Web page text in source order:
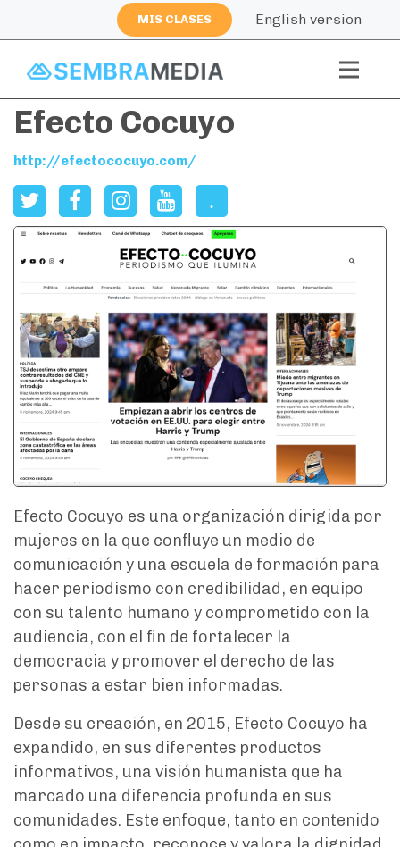
MIS CLASES English version
Efecto Cocuyo
http://efectococuyo.com/
.
Efecto Cocuyo es una organización dirigida por
mujeres en la que confluye un medio de
comunicación y una escuela de formación para
hacer periodismo con credibilidad, en equipo
con su talento humano y comprometido con la
audiencia, con el fin de fortalecer la
democracia y promover el derecho de las
personas a estar bien informadas.
Desde su creación, en 2015, Efecto Cocuyo ha
expandido, en sus diferentes productos
informativos, una visión humanista que ha
marcado una diferencia profunda en sus
comunidades. Este enfoque, tanto en contenido